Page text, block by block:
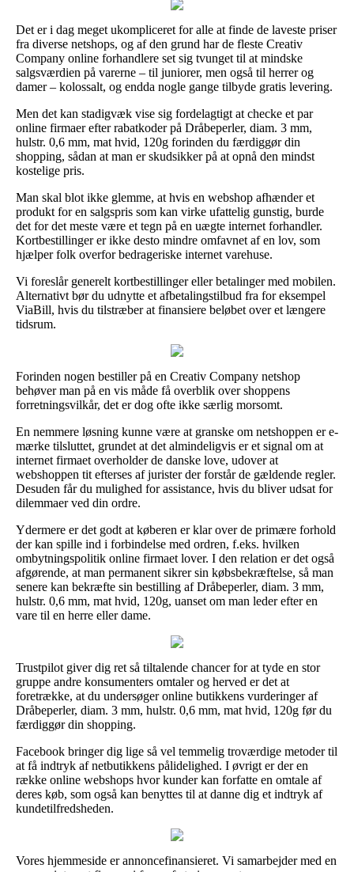
Det er i dag meget ukompliceret for alle at finde de laveste priser
fra diverse netshops, og af den grund har de fleste Creativ
Company online forhandlere set sig tvunget til at mindske
salgsværdien på varerne – til juniorer, men også til herrer og
damer – kolossalt, og endda nogle gange tilbyde gratis levering.
Men det kan stadigvæk vise sig fordelagtigt at checke et par
online firmaer efter rabatkoder på Dråbeperler, diam. 3 mm,
hulstr. 0,6 mm, mat hvid, 120g forinden du færdiggør din
shopping, sådan at man er skudsikker på at opnå den mindst
kostelige pris.
Man skal blot ikke glemme, at hvis en webshop afhænder et
produkt for en salgspris som kan virke ufattelig gunstig, burde
det for det meste være et tegn på en uægte internet forhandler.
Kortbestillinger er ikke desto mindre omfavnet af en lov, som
hjælper folk overfor bedrageriske internet varehuse.
Vi foreslår generelt kortbestillinger eller betalinger med mobilen.
Alternativt bør du udnytte et afbetalingstilbud fra for eksempel
ViaBill, hvis du tilstræber at finansiere beløbet over et længere
tidsrum.
Forinden nogen bestiller på en Creativ Company netshop
behøver man på en vis måde få overblik over shoppens
forretningsvilkår, det er dog ofte ikke særlig morsomt.
En nemmere løsning kunne være at granske om netshoppen er e-
mærke tilsluttet, grundet at det almindeligvis er et signal om at
internet firmaet overholder de danske love, udover at
webshoppen tit efterses af jurister der forstår de gældende regler.
Desuden får du mulighed for assistance, hvis du bliver udsat for
dilemmaer ved din ordre.
Ydermere er det godt at køberen er klar over de primære forhold
der kan spille ind i forbindelse med ordren, f.eks. hvilken
ombytningspolitik online firmaet lover. I den relation er det også
afgørende, at man permanent sikrer sin købsbekræftelse, så man
senere kan bekræfte sin bestilling af Dråbeperler, diam. 3 mm,
hulstr. 0,6 mm, mat hvid, 120g, uanset om man leder efter en
vare til en herre eller dame.
Trustpilot giver dig ret så tiltalende chancer for at tyde en stor
gruppe andre konsumenters omtaler og herved er det at
foretrække, at du undersøger online butikkens vurderinger af
Dråbeperler, diam. 3 mm, hulstr. 0,6 mm, mat hvid, 120g før du
færdiggør din shopping.
Facebook bringer dig lige så vel temmelig troværdige metoder til
at få indtryk af netbutikkens pålidelighed. I øvrigt er der en
række online webshops hvor kunder kan forfatte en omtale af
deres køb, som også kan benyttes til at danne dig et indtryk af
kundetilfredsheden.
Vores hjemmeside er annoncefinansieret. Vi samarbejder med en